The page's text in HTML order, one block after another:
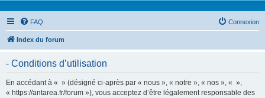
FAQ Connexion
Index du forum
- Conditions d’utilisation
En accédant à « » (désigné ci-après par « nous », « notre », « nos », « »,
« https://antarea.fr/forum »), vous acceptez d’être légalement responsable des